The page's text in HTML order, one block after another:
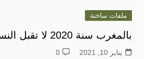
ملفات ساخنة
بالمغرب سنة 2020 لا تقبل النسيان
يناير 10, 2021 0